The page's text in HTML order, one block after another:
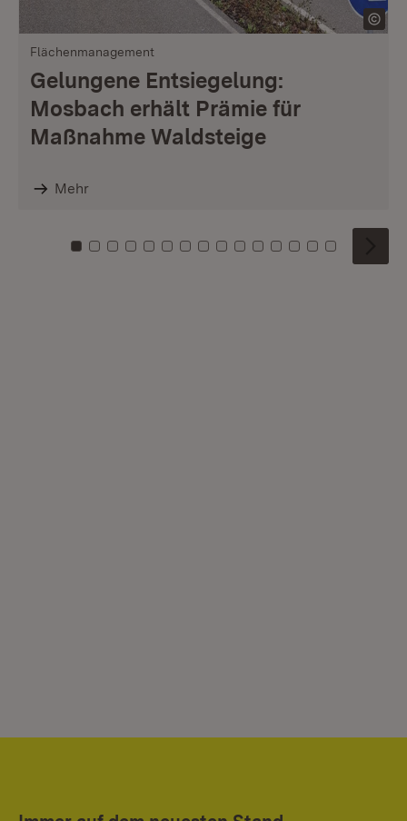
Flächenmanagement
Gelungene Entsiegelung:
Mosbach erhält Prämie für
Maßnahme Waldsteige
Mehr
Zu Kachel: 0
Zu Kachel: 1
Zu Kachel: 2
Zu Kachel: 3
Zu Kachel: 4
Zu Kachel: 5
Zu Kachel: 6
Zu Kachel: 7
Zu Kachel: 8
Zu Kachel: 9
Zu Kachel: 10
Zu Kachel: 11
Zu Kachel: 12
Zu Kachel:
Zu